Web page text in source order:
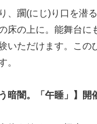
、躙(にじ)り口を潜
床の上に。能舞台
いただけます。こ
。
暗闇。「午睡」】開